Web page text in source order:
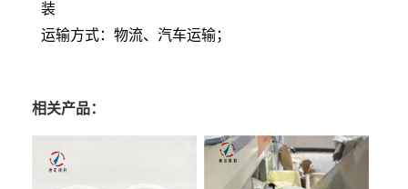
装
运输方式： 物流、汽车运输；
相关产品：